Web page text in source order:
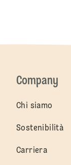
Company
Chi siamo
Sostenibilità
Carriera